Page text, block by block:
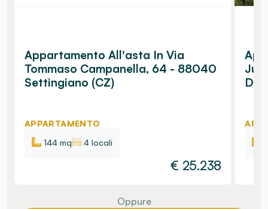
Appartamento All'asta In Via
Tommaso Campanella, 64 - 88040
Settingiano (CZ)
APPARTAMENTO
144 mq
4 locali
€ 25.238
Di
Oppure